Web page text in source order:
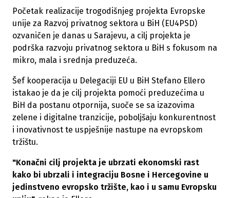
Početak realizacije trogodišnjeg projekta Evropske
unije za Razvoj privatnog sektora u BiH (EU4PSD)
ozvaničen je danas u Sarajevu, a cilj projekta je
podrška razvoju privatnog sektora u BiH s fokusom na
mikro, mala i srednja preduzeća.
Šef kooperacija u Delegaciji EU u BiH Stefano Ellero
istakao je da je cilj projekta pomoći preduzećima u
BiH da postanu otpornija, suoče se sa izazovima
zelene i digitalne tranzicije, poboljšaju konkurentnost
i inovativnost te uspješnije nastupe na evropskom
tržištu.
"Konačni cilj projekta je ubrzati ekonomski rast
kako bi ubrzali i integraciju Bosne i Hercegovine u
jedinstveno evropsko tržište, kao i u samu Evropsku